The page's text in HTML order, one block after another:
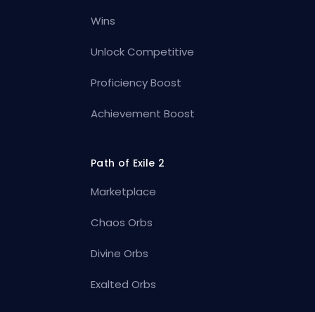
Wins
Unlock Competitive
Proficiency Boost
Achievement Boost
Path of Exile 2
Marketplace
Chaos Orbs
Divine Orbs
Exalted Orbs